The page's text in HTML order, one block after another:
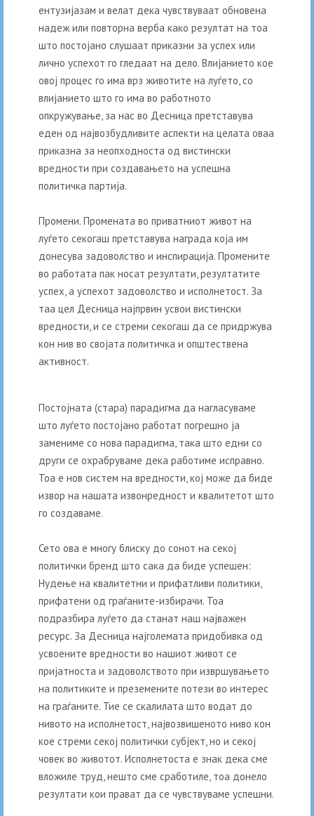
ентузијазам и велат дека чувствуваат обновена
надеж или повторна верба како резултат на тоа
што постојано слушаат приказни за успех или
лично успехот го гледаат на дело. Влијанието кое
овој процес го има врз животите на луѓето, со
влијанието што го има во работното
опкружување, за нас во Десница претставува
еден од највозбудливите аспекти на целата оваа
приказна за неопходноста од вистински
вредности при создавањето на успешна
политичка партија.
Промени. Промената во приватниот живот на
луѓето секогаш претставува награда која им
донесува задоволство и инспирација. Промените
во работата пак носат резултати, резултатите
успех, а успехот задоволство и исполнетост. За
таа цел Десница најпрвин усвои вистински
вредности, и се стреми секогаш да се придржува
кон нив во својата политичка и општествена
активност.
Постојната (стара) парадигма да нагласуваме
што луѓето постојано работат погрешно ја
замениме со нова парадигма, така што едни со
други се охрабруваме дека работиме исправно.
Тоа е нов систем на вредности, кој може да биде
извор на нашата извонредност и квалитетот што
го создаваме.
Сето ова е многу блиску до сонот на секој
политички бренд што сака да биде успешен:
Нудење на квалитетни и прифатливи политики,
прифатени од граѓаните-избирачи. Тоа
подразбира луѓето да станат наш најважен
ресурс. За Десница најголемата придобивка од
усвоените вредности во нашиот живот се
пријатноста и задоволството при извршувањето
на политиките и преземените потези во интерес
на граѓаните. Тие се скалилата што водат до
нивото на исполнетост, највозвишеното ниво кон
кое стреми секој политички субјект, но и секој
човек во животот. Исполнетоста е знак дека сме
вложиле труд, нешто сме сработиле, тоа донело
резултати кои прават да се чувствуваме успешни.